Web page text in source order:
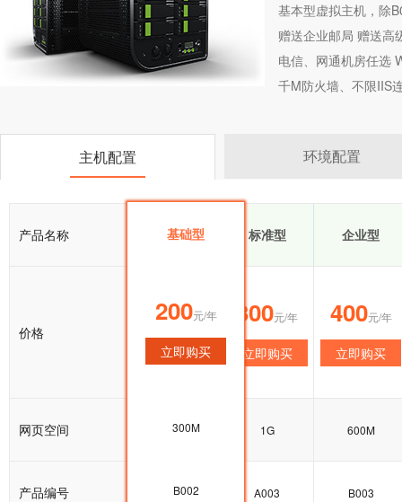
基本型虚拟主机 ，除
赠送企业邮局 赠送高
电信、网通机房任选
千M防火墙、不限IIS
主机配置 环境配置
产品名称 基础型 标准型 企业型
价格
200元/年
立即购买
300元/年
立即购买
400元/年
立即购买
网页空间 300M 1G 600M
产品编号 B002 A003 B003
基础型
200元/年
立即购买
300M
B002